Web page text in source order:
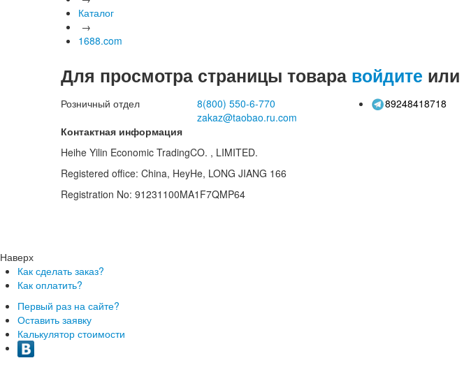
Каталог
→
1688.com
Для просмотра страницы товара войдите или
Розничный отдел 8(800) 550-6-770
zakaz@taobao.ru.com
89248418718
Контактная информация
Heihe Yilin Economic TradingCO. , LIMITED.
Registered office: China, HeyHe, LONG JIANG 166
Registration No: 91231100MA1F7QMP64
Наверх
Как сделать заказ?
Как оплатить?
Первый раз на сайте?
Оставить заявку
Калькулятор стоимости